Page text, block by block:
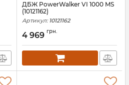
ДБЖ PowerWalker VI 1000 MS
(10121162)
Артикул: 10121162
4 969 грн.